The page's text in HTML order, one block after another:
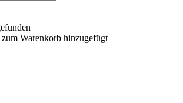
Warenkorb hinzugefügt